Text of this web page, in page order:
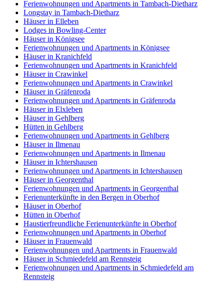
Ferienwohnungen und Apartments in Tambach-Dietharz
Longstay in Tambach-Dietharz
Häuser in Elleben
Lodges in Bowling-Center
Häuser in Königsee
Ferienwohnungen und Apartments in Königsee
Häuser in Kranichfeld
Ferienwohnungen und Apartments in Kranichfeld
Häuser in Crawinkel
Ferienwohnungen und Apartments in Crawinkel
Häuser in Gräfenroda
Ferienwohnungen und Apartments in Gräfenroda
Häuser in Elxleben
Häuser in Gehlberg
Hütten in Gehlberg
Ferienwohnungen und Apartments in Gehlberg
Häuser in Ilmenau
Ferienwohnungen und Apartments in Ilmenau
Häuser in Ichtershausen
Ferienwohnungen und Apartments in Ichtershausen
Häuser in Georgenthal
Ferienwohnungen und Apartments in Georgenthal
Ferienunterkünfte in den Bergen in Oberhof
Häuser in Oberhof
Hütten in Oberhof
Haustierfreundliche Ferienunterkünfte in Oberhof
Ferienwohnungen und Apartments in Oberhof
Häuser in Frauenwald
Ferienwohnungen und Apartments in Frauenwald
Häuser in Schmiedefeld am Rennsteig
Ferienwohnungen und Apartments in Schmiedefeld am
Rennsteig